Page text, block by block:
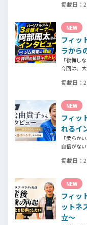
力につい
客様から
いての魅力
掲載日：
NEW
フィッ
ラから
「後悔し
今回は、
代表の阿部
掲載日：
NEW
フィッ
れるイ
「柔らか
自信がな
そんな風
貴子さん
られた行動
掲載日：
NEW
フィッ
ットネ
立～